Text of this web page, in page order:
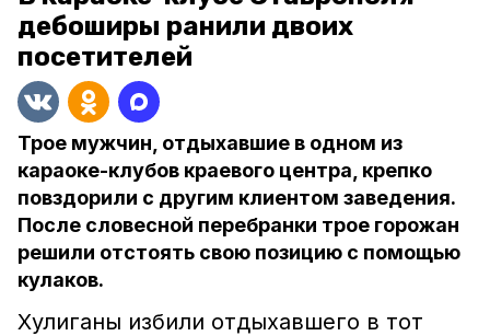
дебоширы ранили двоих
посетителей
Трое мужчин, отдыхавшие в одном из
караоке-клубов краевого центра, крепко
повздорили с другим клиентом заведения.
После словесной перебранки трое горожан
решили отстоять свою позицию с помощью
кулаков.
Хулиганы избили отдыхавшего в тот